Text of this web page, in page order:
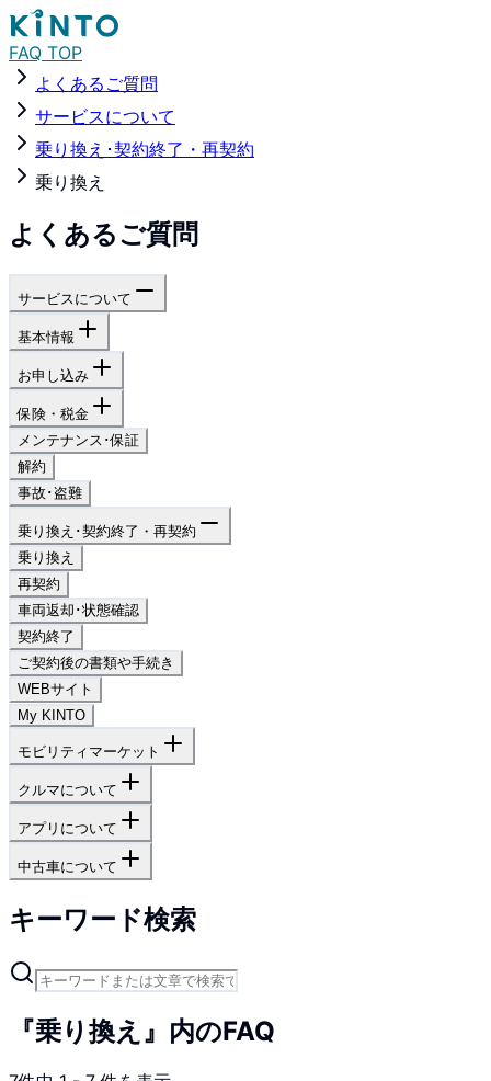
FAQ TOP
よくあるご質問
サービスについて
乗り換え･契約終了・再契約
乗り換え
よくあるご質問
サービスについて
基本情報
お申し込み
保険・税金
メンテナンス･保証
解約
事故･盗難
乗り換え･契約終了・再契約
乗り換え
再契約
車両返却･状態確認
契約終了
ご契約後の書類や手続き
WEBサイト
My KINTO
モビリティマーケット
クルマについて
アプリについて
中古車について
キーワード検索
『乗り換え』内のFAQ